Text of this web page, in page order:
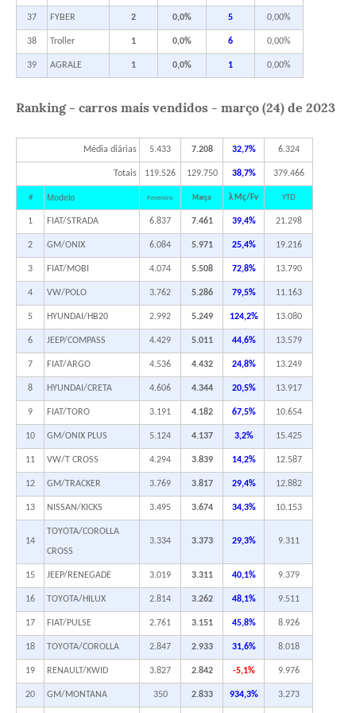
37 FYBER 2 0,0% 5 0,00%
38 Troller 1 0,0% 6 0,00%
39 AGRALE 1 0,0% 1 0,00%
Ranking - carros mais vendidos - março (24) de 2023
Média diárias 5.433 7.208 32,7% 6.324
Totais 119.526 129.750 38,7% 379.466
# Modelo Fevereiro Março λ Mç/Fv YTD
1 FIAT/STRADA 6.837 7.461 39,4% 21.298
2 GM/ONIX 6.084 5.971 25,4% 19.216
3 FIAT/MOBI 4.074 5.508 72,8% 13.790
4 VW/POLO 3.762 5.286 79,5% 11.163
5 HYUNDAI/HB20 2.992 5.249 124,2% 13.080
6 JEEP/COMPASS 4.429 5.011 44,6% 13.579
7 FIAT/ARGO 4.536 4.432 24,8% 13.249
8 HYUNDAI/CRETA 4.606 4.344 20,5% 13.917
9 FIAT/TORO 3.191 4.182 67,5% 10.654
10 GM/ONIX PLUS 5.124 4.137 3,2% 15.425
11 VW/T CROSS 4.294 3.839 14,2% 12.587
12 GM/TRACKER 3.769 3.817 29,4% 12.882
13 NISSAN/KICKS 3.495 3.674 34,3% 10.153
14
TOYOTA/COROLLA
CROSS
3.334 3.373 29,3% 9.311
15 JEEP/RENEGADE 3.019 3.311 40,1% 9.379
16 TOYOTA/HILUX 2.814 3.262 48,1% 9.511
17 FIAT/PULSE 2.761 3.151 45,8% 8.926
18 TOYOTA/COROLLA 2.847 2.933 31,6% 8.018
19 RENAULT/KWID 3.827 2.842 -5,1% 9.976
20 GM/MONTANA 350 2.833 934,3% 3.273